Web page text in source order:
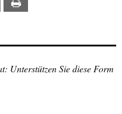
Email
Unterstützen Sie diese Form